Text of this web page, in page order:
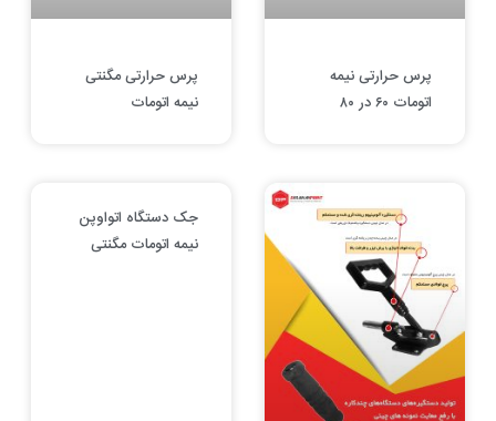
پرس حرارتی نیمه
اتومات ۶۰ در ۸۰
پرس حرارتی مگنتی
نیمه اتومات
جک دستگاه اتواوپن
نیمه اتومات مگنتی